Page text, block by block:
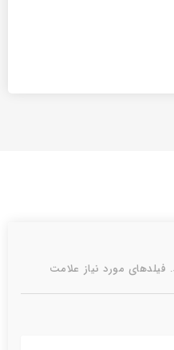
مورد نیاز علامت